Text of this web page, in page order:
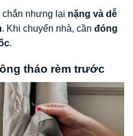
chắn nhưng lại nặng và dễ
. Khi chuyển nhà, cần đóng
.
tháo rèm trước